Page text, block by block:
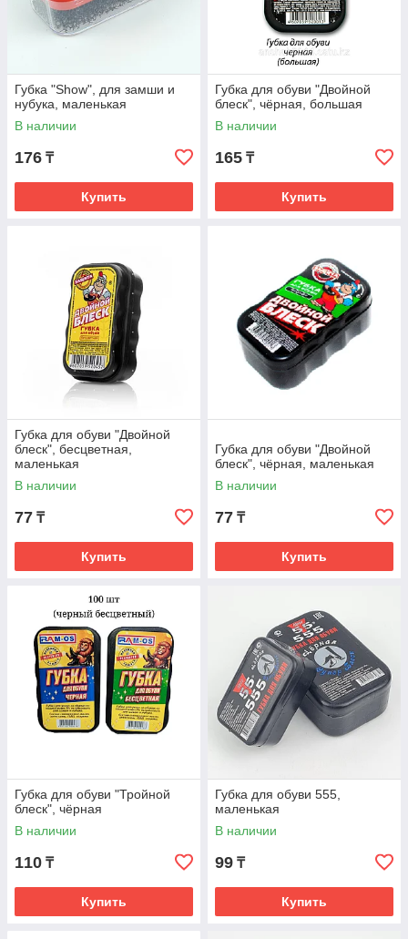
Губка "Show", для замши и
нубука, маленькая
В наличии
176 ₸
Купить
Губка для обуви "Двойной
блеск", чёрная, большая
В наличии
165 ₸
Купить
Губка для обуви "Двойной
блеск", бесцветная,
маленькая
В наличии
77 ₸
Купить
Губка для обуви "Двойной
блеск", чёрная, маленькая
В наличии
77 ₸
Купить
Губка для обуви "Тройной
блеск", чёрная
В наличии
110 ₸
Купить
Губка для обуви 555,
маленькая
В наличии
99 ₸
Купить